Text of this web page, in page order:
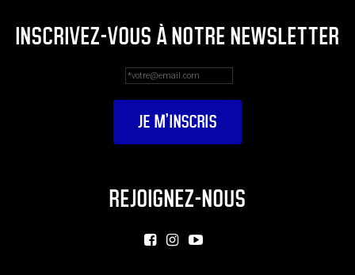
INSCRIVEZ-VOUS À NOTRE NEWSLETTER
REJOIGNEZ-NOUS